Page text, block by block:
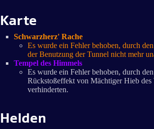
Karte
Schwarzherz' Rache
Es wurde ein Fehler behoben, durch
der Benutzung der Tunnel nicht mehr
Tempel des Himmels
Es wurde ein Fehler behoben, durch
Rückstoßeffekt von Mächtiger Hieb des
verhinderten.
Helden